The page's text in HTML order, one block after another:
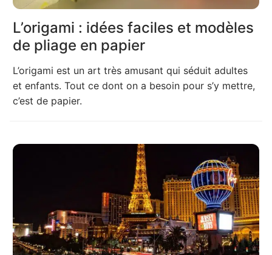
L’origami : idées faciles et modèles
de pliage en papier
L’origami est un art très amusant qui séduit adultes
et enfants. Tout ce dont on a besoin pour s’y mettre,
c’est de papier.